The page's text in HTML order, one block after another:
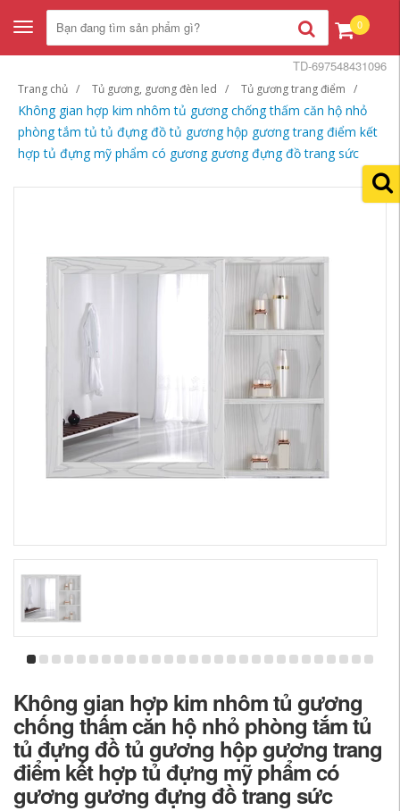
Toggle
navigation
0
Trang chủ Tủ gương, gương đèn led Tủ gương trang điểm
Không gian hợp kim nhôm tủ gương chống thấm căn hộ nhỏ
phòng tắm tủ tủ đựng đồ tủ gương hộp gương trang điểm kết
hợp tủ đựng mỹ phẩm có gương gương đựng đồ trang sức
TD-697548431096
Không gian hợp kim nhôm tủ gương
chống thấm căn hộ nhỏ phòng tắm tủ
tủ đựng đồ tủ gương hộp gương trang
điểm kết hợp tủ đựng mỹ phẩm có
gương gương đựng đồ trang sức